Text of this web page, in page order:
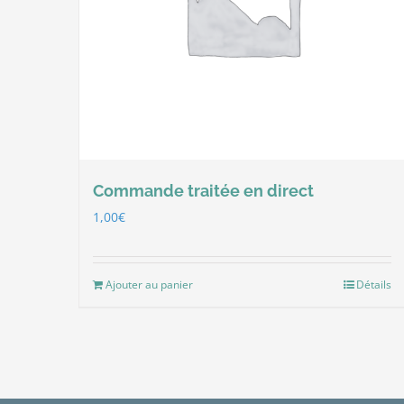
Commande traitée en direct
1,00€
Ajouter au panier Détails